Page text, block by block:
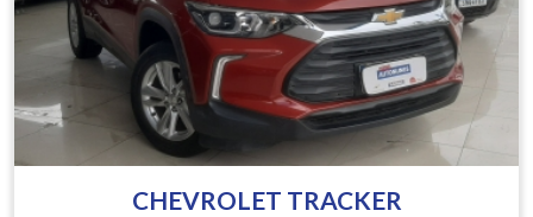
CHEVROLET TRACKER